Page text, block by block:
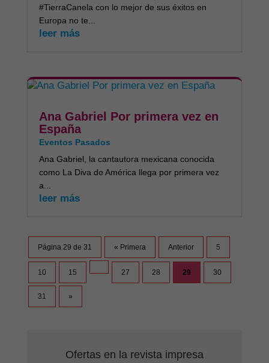
#TierraCanela con lo mejor de sus éxitos en
Europa no te...
leer más
Ana Gabriel Por primera vez en
España
Eventos Pasados
Ana Gabriel, la cantautora mexicana conocida
como La Diva de América llega por primera vez
a...
leer más
Página 29 de 31 « Primera Anterior 5
10 15 27 28 29 30
31 »
Ofertas en la revista impresa